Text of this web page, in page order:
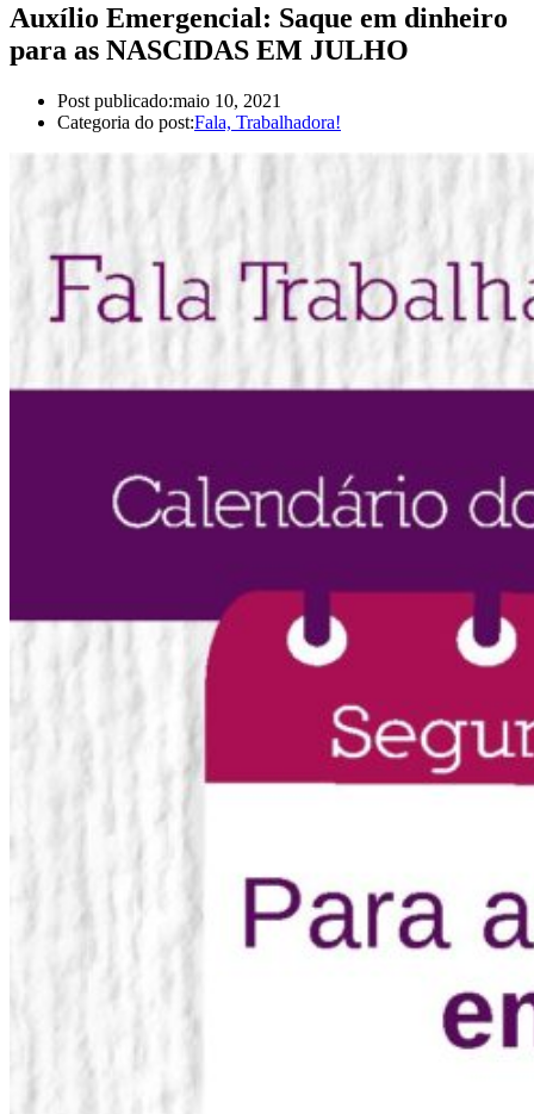
Auxílio Emergencial: Saque em dinheiro
para as NASCIDAS EM JULHO
Post publicado:maio 10, 2021
Categoria do post:Fala, Trabalhadora!